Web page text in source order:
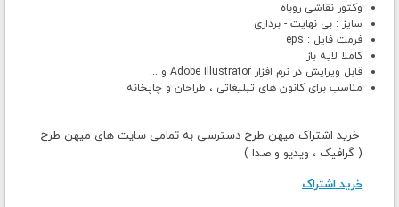
وکتور نقاشی روباه
سایز : بی نهایت - برداری
فرمت فایل : eps
کاملا لایه باز
قابل ویرایش در نرم افزار Adobe illustrator و ...
مناسب برای کانون های تبلیغاتی ، طراحان و چاپخانه
خرید اشتراک میهن طرح دسترسی به تمامی سایت های میهن طرح
( گرافیک ، ویدیو و صدا )
خرید اشتراک